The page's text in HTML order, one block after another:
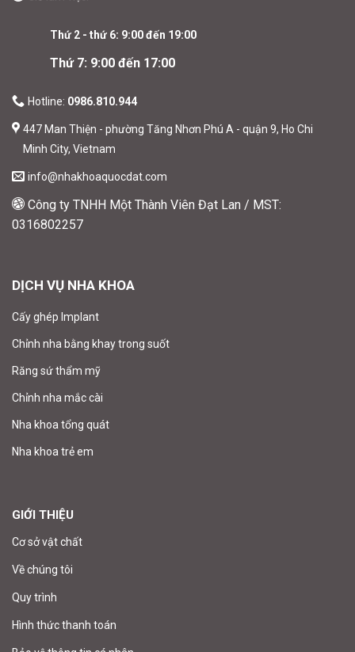
Thứ 2 - thứ 6: 9:00 đến 19:00
Thứ 7: 9:00 đến 17:00
Hotline: 0986.810.944
447 Man Thiện - phường Tăng Nhơn Phú A - quận 9, Ho Chi
Minh City, Vietnam
info@nhakhoaquocdat.com
Công ty TNHH Một Thành Viên Đạt Lan / MST:
0316802257
DỊCH VỤ NHA KHOA
Cấy ghép Implant
Chỉnh nha bằng khay trong suốt
Răng sứ thẩm mỹ
Chỉnh nha mắc cài
Nha khoa tổng quát
Nha khoa trẻ em
GIỚI THIỆU
Cơ sở vật chất
Về chúng tôi
Quy trình
Hình thức thanh toán